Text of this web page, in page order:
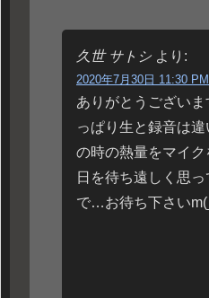
久世 サトシ より:
2020年7月30日 11:30 PM
ありがとうござい
っぱり生と録音は
の時の熱量をマイ
日を待ち遠しく思
で…お待ち下さい